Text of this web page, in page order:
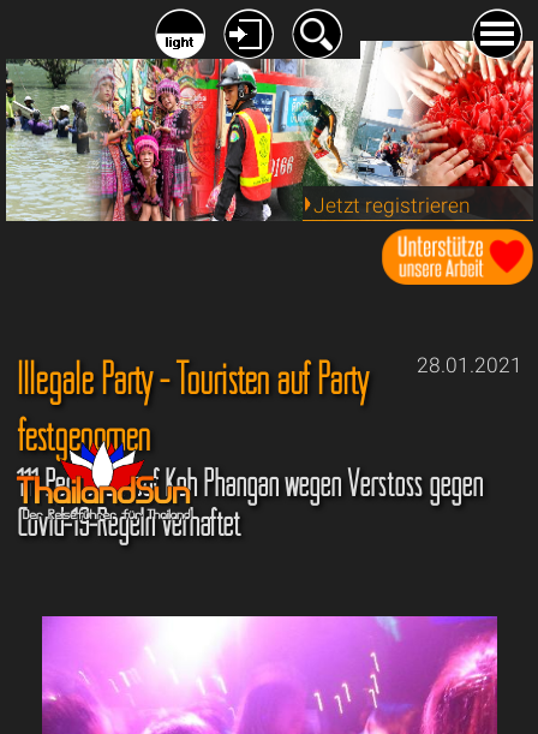
Jetzt registrieren
28.01.2021
Illegale Party - Touristen auf Party
festgenomen
111 Personen auf Koh Phangan wegen Verstoss gegen
Covid-19-Regeln verhaftet